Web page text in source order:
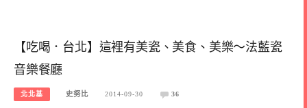
【吃喝．台北】這裡有美瓷、美食、美樂～法藍瓷
音樂餐廳
北北基 史努比 2014-09-30 36